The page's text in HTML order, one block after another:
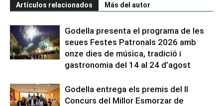
Artículos relacionados Más del autor
Godella presenta el programa de les
seues Festes Patronals 2026 amb
onze dies de música, tradició i
gastronomia del 14 al 24 d’agost
Godella entrega els premis del II
Concurs del Millor Esmorzar de